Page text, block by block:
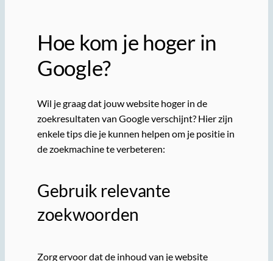
Hoe kom je hoger in
Google?
Wil je graag dat jouw website hoger in de
zoekresultaten van Google verschijnt? Hier zijn
enkele tips die je kunnen helpen om je positie in
de zoekmachine te verbeteren:
Gebruik relevante
zoekwoorden
Zorg ervoor dat de inhoud van je website